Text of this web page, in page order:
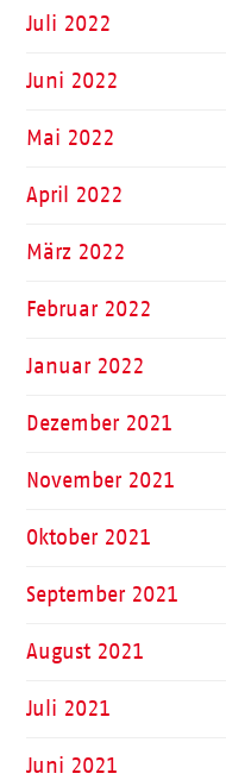
Juli 2022
Juni 2022
Mai 2022
April 2022
März 2022
Februar 2022
Januar 2022
Dezember 2021
November 2021
Oktober 2021
September 2021
August 2021
Juli 2021
Juni 2021